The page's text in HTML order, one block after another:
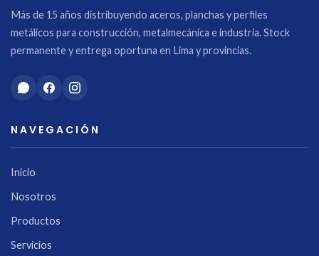
Más de 15 años distribuyendo aceros, planchas y perfiles
metálicos para construcción, metalmecánica e industria. Stock
permanente y entrega oportuna en Lima y provincias.
NAVEGACIÓN
Inicio
Nosotros
Productos
Servicios